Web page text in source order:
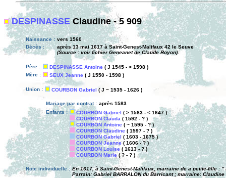
DESPINASSEClaudine - 5 909
Naissance : vers 1560
Décès :
après 13 mai 1617 à Saint-Genest-Malifaux 42 le Seuve
(Source : voir fichier Geneanet de Claude Royon).
Père : DESPINASSE Antoine ( J 1545 - > 1598 )
Mère :
SEUX Jeanne ( J 1550 - 1598 )
Union : COURBON Gabriel ( J ~ 1535 - 1626 )
Mariage par contrat : après 1583
Enfants :
COURBON Gabriel ( > 1583 - < 1647 )
COURBON Clauda ( 1592 - ? )
COURBON Antoine ( ~ 1595 - ? )
COURBON Claudine ( 1597 - ? )
COURBON Gabriel ( 1603 - 1675 )
COURBON Jeanne( 1606 - ? )
COURBON Louise ( 1613 - ? )
COURBON Marie( ? - ? )
Note individuelle : En 1617, à Saint-Genest-Malifaux, marraine de a petite-fille :
Parrain: Gabriel BARRALON du Barricant ; marraine: